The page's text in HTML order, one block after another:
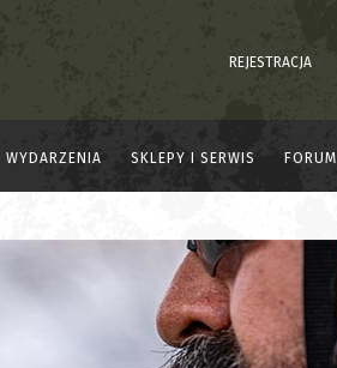
REJESTRACJA
WYDARZENIA SKLEPY I SERWIS FORUM